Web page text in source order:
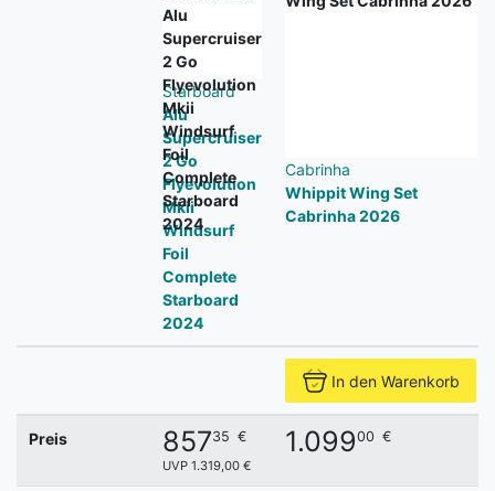
Starboard
Alu
Supercruiser
2 Go
Flyevolution
Mkii
Windsurf
Foil
Complete
Starboard
2024
Cabrinha
Whippit Wing Set
Cabrinha 2026
In den Warenkorb
Preis 85735 €
UVP 1.319,00 €
1.09900 €